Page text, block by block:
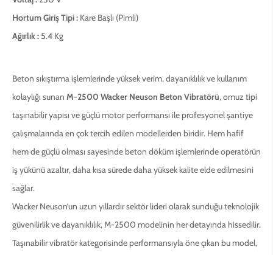
Hortum Giriş Tipi : Kare Başlı (Pimli)
Ağırlık : 5.4 Kg
Beton sıkıştırma işlemlerinde yüksek verim, dayanıklılık ve kullanım
kolaylığı sunan M-2500 Wacker Neuson Beton Vibratörü, omuz tipi
taşınabilir yapısı ve güçlü motor performansı ile profesyonel şantiye
çalışmalarında en çok tercih edilen modellerden biridir. Hem hafif
hem de güçlü olması sayesinde beton döküm işlemlerinde operatörün
iş yükünü azaltır, daha kısa sürede daha yüksek kalite elde edilmesini
sağlar.
Wacker Neuson’un uzun yıllardır sektör lideri olarak sunduğu teknolojik
güvenilirlik ve dayanıklılık, M-2500 modelinin her detayında hissedilir.
Taşınabilir vibratör kategorisinde performansıyla öne çıkan bu model,